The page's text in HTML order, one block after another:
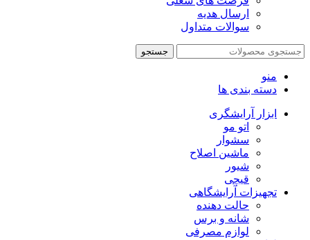
ارسال هدیه
سوالات متداول
جستجو
منو
دسته بندی ها
ابزار آرایشگری
اتو مو
سشوار
ماشین اصلاح
شیور
قیچی
تجهیزات آرایشگاهی
حالت دهنده
شانه و برس
لوازم مصرفی